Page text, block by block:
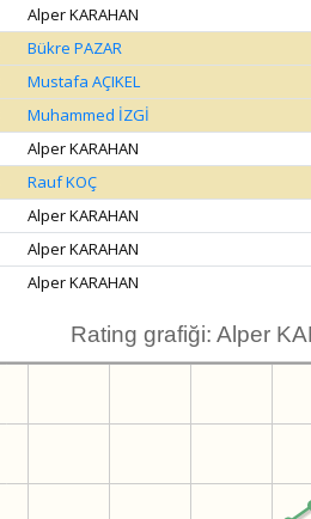
Alper KARAHAN
Bükre PAZAR
Mustafa AÇIKEL
Muhammed İZGİ
Alper KARAHAN
Rauf KOÇ
Alper KARAHAN
Alper KARAHAN
Alper KARAHAN
Rating grafiği: Alper